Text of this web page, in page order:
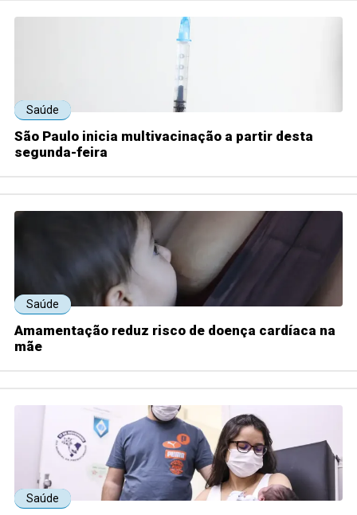
Saúde
São Paulo inicia multivacinação a partir desta
segunda-feira
Saúde
Amamentação reduz risco de doença cardíaca na
mãe
Saúde